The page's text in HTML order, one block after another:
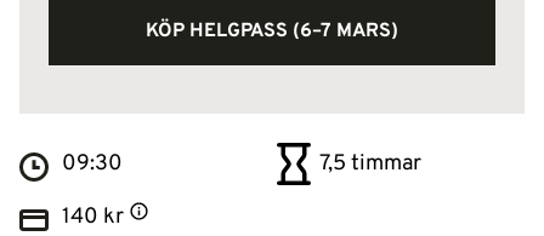
KÖP HELGPASS (6–7 MARS)
09:30
7,5 timmar
140 kr